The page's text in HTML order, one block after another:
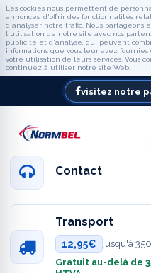
Les cookies nous permettent de
annonces, d'offrir des fonctionnalités
d'analyser notre trafic. Nous partageons
l'utilisation de notre site avec nos
publicité et d'analyse, qui peuvent
informations que vous leur avez
votre utilisation de leurs services. Vous
continuez à utiliser notre site Web.
visitez notre
Contact
Transport
12,95€
jusqu'à
Gratuit au-delà de